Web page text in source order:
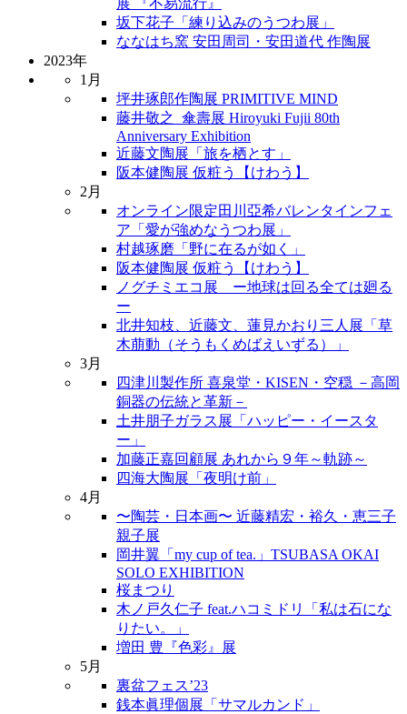
坂下花子「練り込みのうつわ展」
ななはち窯 安田周司・安田道代 作陶展
2023年
1月
坪井琢郎作陶展 PRIMITIVE MIND
藤井敬之_傘壽展 Hiroyuki Fujii 80th
Anniversary Exhibition
近藤文陶展「旅を栖とす」
阪本健陶展 仮粧う【けわう】
2月
オンライン限定田川亞希バレンタインフェ
ア「愛が強めなうつわ展」
村越琢磨「野に在るが如く」
阪本健陶展 仮粧う【けわう】
ノグチミエコ展 ー地球は回る全ては廻る
ー
北井知枝、近藤文、蓮見かおり三人展「草
木萠動（そうもくめばえいずる）」
3月
四津川製作所 喜泉堂・KISEN・空穏 －高岡
銅器の伝統と革新－
土井朋子ガラス展「ハッピー・イースタ
ー」
加藤正嘉回顧展 あれから９年～軌跡～
四海大陶展「夜明け前」
4月
〜陶芸・日本画〜 近藤精宏・裕久・恵三子
親子展
岡井翼「my cup of tea.」TSUBASA OKAI
SOLO EXHIBITION
桜まつり
木ノ戸久仁子 feat.ハコミドリ「私は石にな
りたい。」
増田 豊『色彩』展
5月
裏盆フェス’23
銭本眞理個展「サマルカンド」